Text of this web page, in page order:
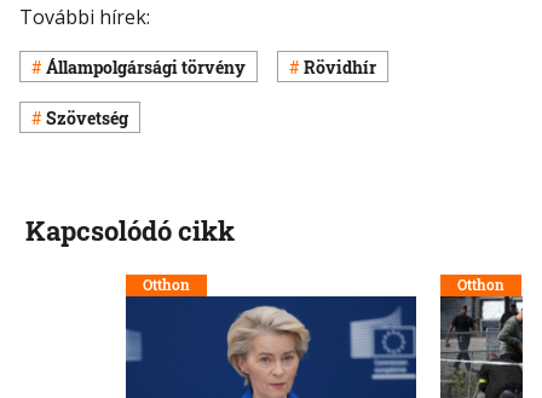
További hírek:
Állampolgársági törvény Rövidhír
Szövetség
Kapcsolódó cikk
Otthon Otthon